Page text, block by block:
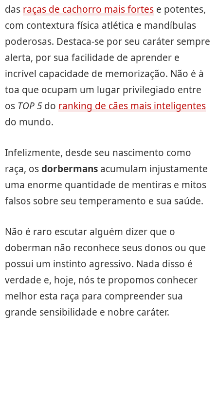
das raças de cachorro mais fortes e potentes,
com contextura física atlética e mandíbulas
poderosas. Destaca-se por seu caráter sempre
alerta, por sua facilidade de aprender e
incrível capacidade de memorização. Não é à
toa que ocupam um lugar privilegiado entre
os TOP 5 do ranking de cães mais inteligentes
do mundo.
Infelizmente, desde seu nascimento como
raça, osdorbermans acumulam injustamente
uma enorme quantidade de mentiras e mitos
falsos sobre seu temperamento e sua saúde.
Não é raro escutar alguém dizer que o
doberman não reconhece seus donos ou que
possui um instinto agressivo. Nada disso é
verdade e, hoje, nós te propomos conhecer
melhor esta raça para compreender sua
grande sensibilidade e nobre caráter.